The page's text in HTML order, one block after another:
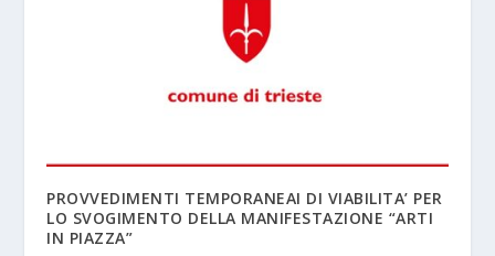
PROVVEDIMENTI TEMPORANEAI DI VIABILITA’ PER
LO SVOGIMENTO DELLA MANIFESTAZIONE “ARTI
IN PIAZZA”